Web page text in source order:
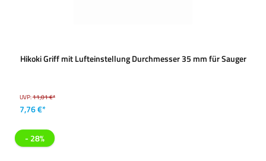
Hikoki Griff mit Lufteinstellung Durchmesser 35 mm für Sauger
UVP:11,01 €*
7,76 €*
- 28%